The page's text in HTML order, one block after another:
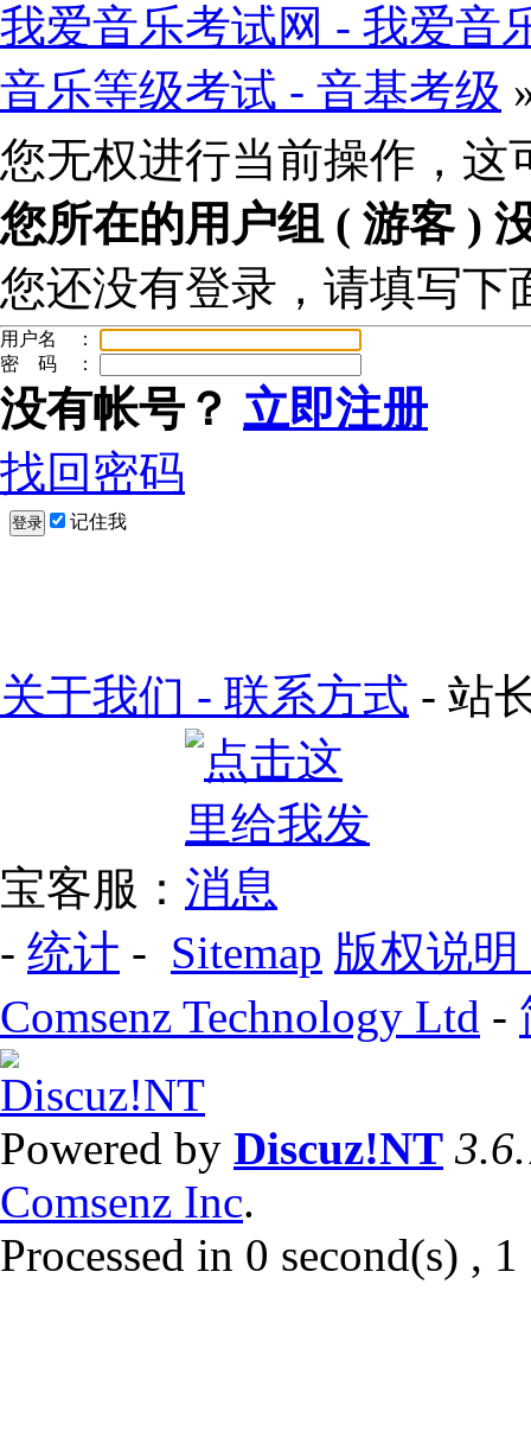
我爱音乐考试网 - 我爱音
音乐等级考试 - 音基考级
您无权进行当前操作，这
您所在的用户组 ( 游客)
您还没有登录，请填写下
用户名 ：
密 码 ：
没有帐号？ 立即注册
找回密码
登录 记住我
关于我们 - 联系方式 - 站
宝客服：
- 统计 - Sitemap 版权说明
Comsenz Technology Ltd -
Powered by Discuz!NT
Comsenz Inc.
Processed in 0 second(s) ,